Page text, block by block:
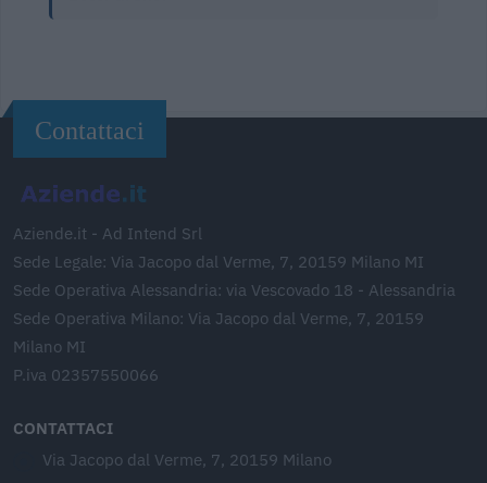
Contattaci
Aziende.it - Ad Intend Srl
Sede Legale: Via Jacopo dal Verme, 7, 20159 Milano MI
Sede Operativa Alessandria: via Vescovado 18 - Alessandria
Sede Operativa Milano: Via Jacopo dal Verme, 7, 20159
Milano MI
P.iva 02357550066
CONTATTACI
Via Jacopo dal Verme, 7, 20159 Milano